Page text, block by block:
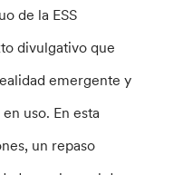
de la ESS
divulgativo que
emergente y
uso. En esta
un repaso